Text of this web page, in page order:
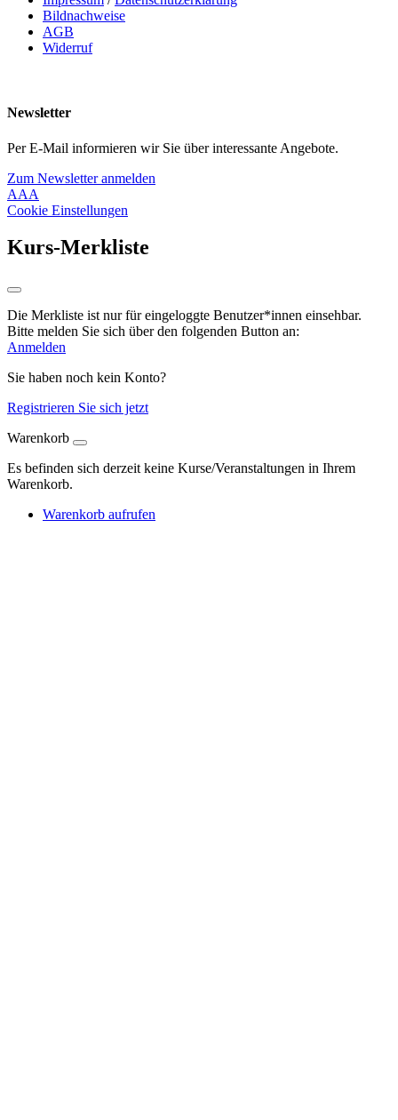
Bildnachweise
AGB
Widerruf
Newsletter
Per E-Mail informieren wir Sie über interessante Angebote.
Zum Newsletter anmelden
AAA
Cookie Einstellungen
Kurs-Merkliste
Die Merkliste ist nur für eingeloggte Benutzer*innen einsehbar.
Bitte melden Sie sich über den folgenden Button an:
Anmelden
Sie haben noch kein Konto?
Registrieren Sie sich jetzt
Warenkorb
Es befinden sich derzeit keine Kurse/Veranstaltungen in Ihrem
Warenkorb.
Warenkorb aufrufen